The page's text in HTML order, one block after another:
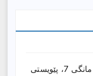
“عێراق بۆ تەواوکردنی مووچەی مانگى 7، پێویستی